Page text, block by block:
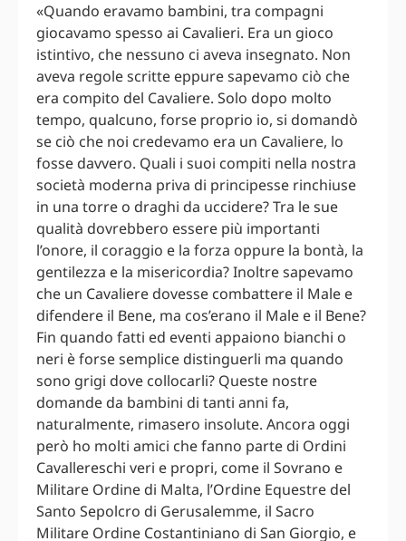
«Quando eravamo bambini, tra compagni
giocavamo spesso ai Cavalieri. Era un gioco
istintivo, che nessuno ci aveva insegnato. Non
aveva regole scritte eppure sapevamo ciò che
era compito del Cavaliere. Solo dopo molto
tempo, qualcuno, forse proprio io, si domandò
se ciò che noi credevamo era un Cavaliere, lo
fosse davvero. Quali i suoi compiti nella nostra
società moderna priva di principesse rinchiuse
in una torre o draghi da uccidere? Tra le sue
qualità dovrebbero essere più importanti
l’onore, il coraggio e la forza oppure la bontà, la
gentilezza e la misericordia? Inoltre sapevamo
che un Cavaliere dovesse combattere il Male e
difendere il Bene, ma cos’erano il Male e il Bene?
Fin quando fatti ed eventi appaiono bianchi o
neri è forse semplice distinguerli ma quando
sono grigi dove collocarli? Queste nostre
domande da bambini di tanti anni fa,
naturalmente, rimasero insolute. Ancora oggi
però ho molti amici che fanno parte di Ordini
Cavallereschi veri e propri, come il Sovrano e
Militare Ordine di Malta, l’Ordine Equestre del
Santo Sepolcro di Gerusalemme, il Sacro
Militare Ordine Costantiniano di San Giorgio, e